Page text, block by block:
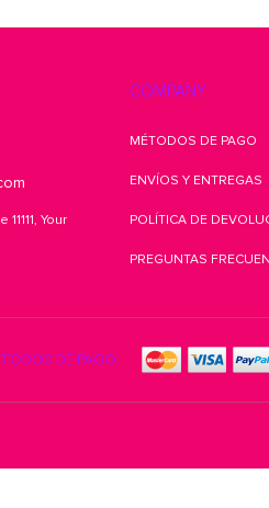
Your
COMPANY
MÉTODOS DE PAGO
ENVÍOS Y ENTREGAS
POLÍTICA DE
PREGUNTAS
DE PAGO: